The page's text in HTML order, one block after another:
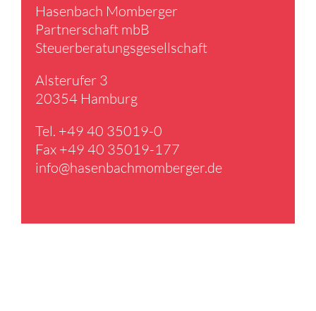
Hasen­bach Momberger
Partner­schaft mbB
Steuer­be­ra­tungs­ge­sell­schaft
Alster­ufer 3
20354 Hamburg
Tel. +49 40 35019-0
Fax +49 40 35019-177
info@​hasenbachmomberger.​de